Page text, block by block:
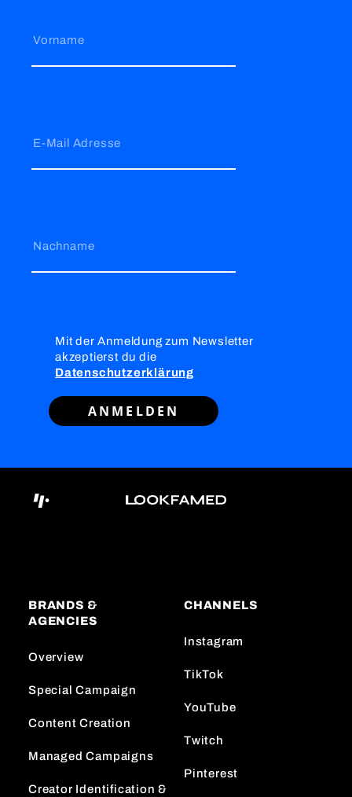
Vorname
E-Mail Adresse
Nachname
Mit der Anmeldung zum Newsletter
akzeptierst du die
Datenschutzerklärung
ANMELDEN
BRANDS &
AGENCIES
Overview
Special Campaign
Content Creation
Managed Campaigns
Creator Identification &
CHANNELS
Instagram
TikTok
YouTube
Twitch
Pinterest